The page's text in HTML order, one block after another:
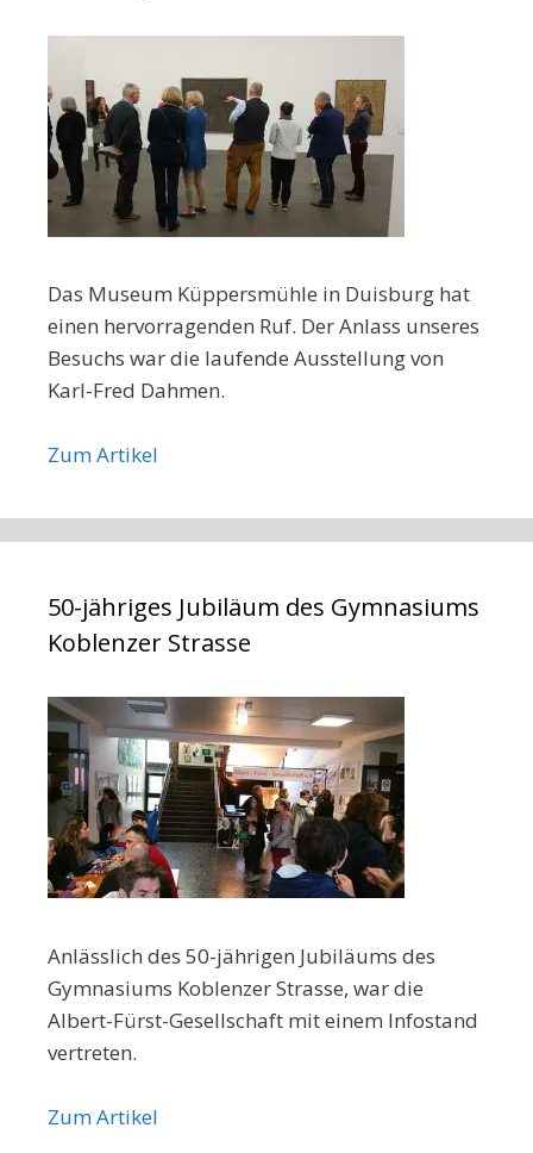
Das Museum Küppersmühle in Duisburg hat
einen hervorragenden Ruf. Der Anlass unseres
Besuchs war die laufende Ausstellung von
Karl-Fred Dahmen.
Zum Artikel
50-jähriges Jubiläum des Gymnasiums
Koblenzer Strasse
Anlässlich des 50-jährigen Jubiläums des
Gymnasiums Koblenzer Strasse, war die
Albert-Fürst-Gesellschaft mit einem Infostand
vertreten.
Zum Artikel